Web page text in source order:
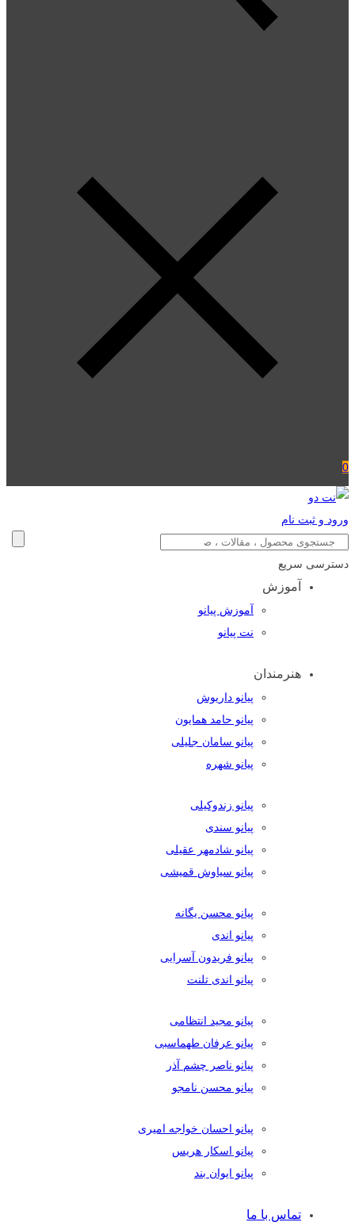
0
ورود و ثبت نام
دسترسی سریع
آموزش
آموزش پیانو
نت پیانو
هنرمندان
پیانو داریوش
پیانو حامد همایون
پیانو سامان جلیلی
پیانو شهره
پیانو زندوکیلی
پیانو سندی
پیانو شادمهر عقیلی
پیانو سیاوش قمیشی
پیانو محسن یگانه
پیانو اندی
پیانو فریدون آسرایی
پیانو اندی تلنت
پیانو مجید انتظامی
پیانو عرفان طهماسبی
پیانو ناصر چشم آذر
پیانو محسن نامجو
پیانو احسان خواجه امیری
پیانو اسکار هریس
پیانو ایوان بند
تماس با ما